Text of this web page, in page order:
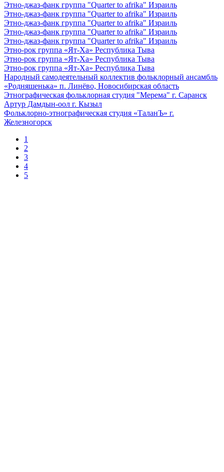
Этно-джаз-фанк группа "Quarter to afrika" Израиль
Этно-джаз-фанк группа "Quarter to afrika" Израиль
Этно-джаз-фанк группа "Quarter to afrika" Израиль
Этно-джаз-фанк группа "Quarter to afrika" Израиль
Этно-джаз-фанк группа "Quarter to afrika" Израиль
Этно-рок группа «Ят-Ха» Республика Тыва
Этно-рок группа «Ят-Ха» Республика Тыва
Этно-рок группа «Ят-Ха» Республика Тыва
Народный самодеятельный коллектив фольклорный ансамбль
«Родняшенька» п. Линёво, Новосибирская область
Этнографическая фольклорная студия "Мерема" г. Саранск
Артур Дамдын-оол г. Кызыл
Фольклорно-этнографическая студия «ТаланЪ» г.
Железногорск
1
2
3
4
5